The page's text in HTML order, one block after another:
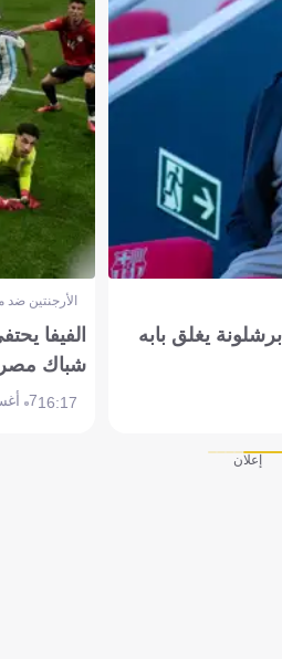
يغلق بابه
الأرجنتين
الفيفا
شباك
16:177 أغسطس 2026
إعلان